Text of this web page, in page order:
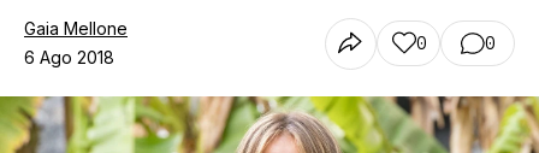
Chi siamo
Contatti
Gaia Mellone
6 Ago 2018
0 0